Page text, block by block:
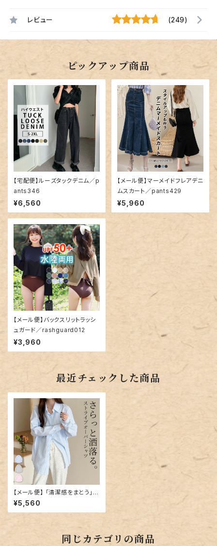
レビュー (249)
ピックアップ商品
【宅配便】ルーズタックデニム／p
ants346
¥6,560
【メール便】マーメイドフレアデニ
ムスカート／pants429
¥5,960
【メール便】バックスリットラッシ
ュガード／rashguard012
¥3,960
最近チェックした商品
【メール便】 「清潔感をまとう」シ
ャツ ブラウス レディース トップ
ス／tops2397
¥5,560
同じカテゴリの商品